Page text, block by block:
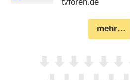
tvforen.de
mehr…